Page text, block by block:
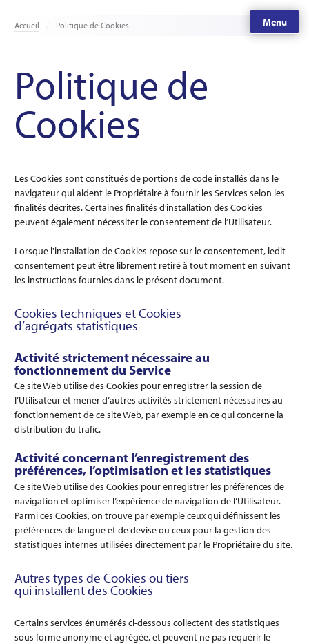
Menu
Accueil Politique de Cookies
Politique de
Cookies
Les Cookies sont constitués de portions de code installés dans le
navigateur qui aident le Propriétaire à fournir les Services selon les
finalités décrites. Certaines finalités d’installation des Cookies
peuvent également nécessiter le consentement de l’Utilisateur.
Lorsque l'installation de Cookies repose sur le consentement, ledit
consentement peut être librement retiré à tout moment en suivant
les instructions fournies dans le présent document.
Cookies techniques et Cookies
d’agrégats statistiques
Activité strictement nécessaire au
fonctionnement du Service
Ce site Web utilise des Cookies pour enregistrer la session de
l’Utilisateur et mener d’autres activités strictement nécessaires au
fonctionnement de ce site Web, par exemple en ce qui concerne la
distribution du trafic.
Activité concernant l’enregistrement des
préférences, l’optimisation et les statistiques
Ce site Web utilise des Cookies pour enregistrer les préférences de
navigation et optimiser l’expérience de navigation de l’Utilisateur.
Parmi ces Cookies, on trouve par exemple ceux qui définissent les
préférences de langue et de devise ou ceux pour la gestion des
statistiques internes utilisées directement par le Propriétaire du site.
Autres types de Cookies ou tiers
qui installent des Cookies
Certains services énumérés ci-dessous collectent des statistiques
sous forme anonyme et agrégée, et peuvent ne pas requérir le